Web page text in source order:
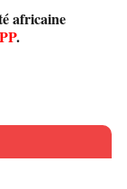
africaine
.